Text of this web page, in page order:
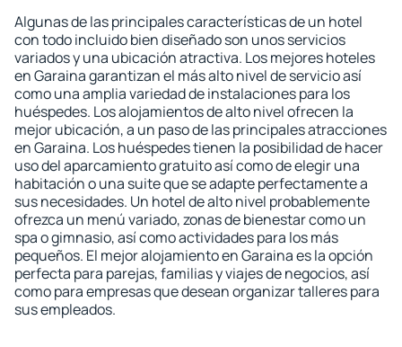
Algunas de las principales características de un hotel
con todo incluido bien diseñado son unos servicios
variados y una ubicación atractiva. Los mejores hoteles
en Garaina garantizan el más alto nivel de servicio así
como una amplia variedad de instalaciones para los
huéspedes. Los alojamientos de alto nivel ofrecen la
mejor ubicación, a un paso de las principales atracciones
en Garaina. Los huéspedes tienen la posibilidad de hacer
uso del aparcamiento gratuito así como de elegir una
habitación o una suite que se adapte perfectamente a
sus necesidades. Un hotel de alto nivel probablemente
ofrezca un menú variado, zonas de bienestar como un
spa o gimnasio, así como actividades para los más
pequeños. El mejor alojamiento en Garaina es la opción
perfecta para parejas, familias y viajes de negocios, así
como para empresas que desean organizar talleres para
sus empleados.